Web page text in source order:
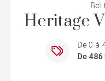
Bel
Heritage
De 0 à
De 486